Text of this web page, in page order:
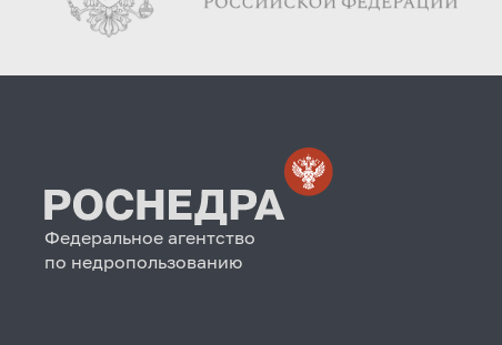
Федеральное агентство
по недропользованию